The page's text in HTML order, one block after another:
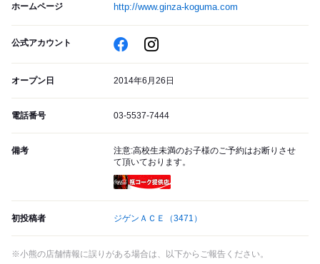
ホームページ http://www.ginza-koguma.com
公式アカウント
オープン日 2014年6月26日
電話番号 03-5537-7444
備考
注意:高校生未満のお子様のご予約はお断りさせ
て頂いております。
初投稿者 ジゲンＡＣＥ （3471）
※小熊の店舗情報に誤りがある場合は、以下からご報告ください。